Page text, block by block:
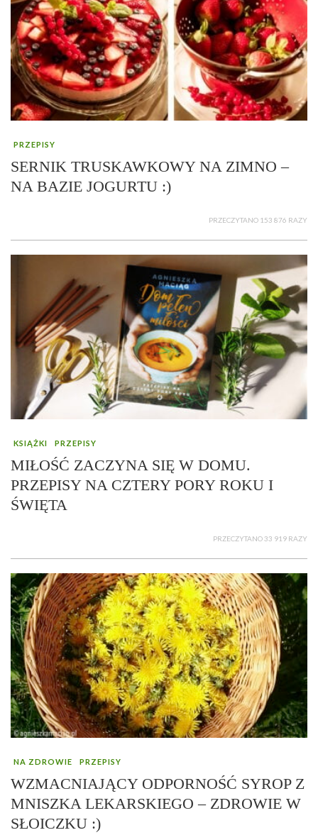
PRZEPISY
SERNIK TRUSKAWKOWY NA ZIMNO –
NA BAZIE JOGURTU :)
PRZECZYTANO 153 876 RAZY
KSIĄŻKI PRZEPISY
MIŁOŚĆ ZACZYNA SIĘ W DOMU.
PRZEPISY NA CZTERY PORY ROKU I
ŚWIĘTA
PRZECZYTANO 33 919 RAZY
NA ZDROWIE PRZEPISY
WZMACNIAJĄCY ODPORNOŚĆ SYROP Z
MNISZKA LEKARSKIEGO – ZDROWIE W
SŁOICZKU :)